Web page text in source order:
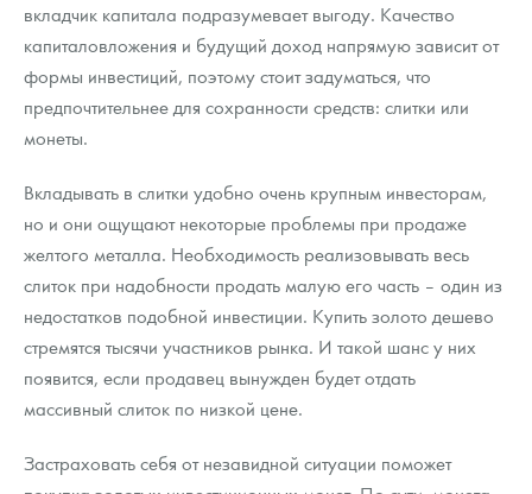
вкладчик капитала подразумевает выгоду. Качество
капиталовложения и будущий доход напрямую зависит от
формы инвестиций, поэтому стоит задуматься, что
предпочтительнее для сохранности средств: слитки или
монеты.
Вкладывать в слитки удобно очень крупным инвесторам,
но и они ощущают некоторые проблемы при продаже
желтого металла. Необходимость реализовывать весь
слиток при надобности продать малую его часть – один из
недостатков подобной инвестиции. Купить золото дешево
стремятся тысячи участников рынка. И такой шанс у них
появится, если продавец вынужден будет отдать
массивный слиток по низкой цене.
Застраховать себя от незавидной ситуации поможет